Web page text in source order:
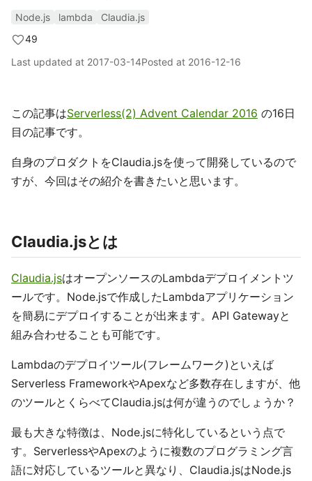
Node.js lambda
Claudia.js
49
Last updated at 2017-03-14Posted at 2016-12-16
この記事はServerless(2) Advent Calendar 2016 の16日
目の記事です。
自身のプロダクトをClaudia.jsを使って開発しているので
すが、今回はその紹介を書きたいと思います。
Claudia.jsとは
Claudia.jsはオープンソースのLambdaデプロイメントツ
ールです。Node.jsで作成したLambdaアプリケーション
を簡易にデプロイすることが出来ます。API Gatewayと
組み合わせることも可能です。
Lambdaのデプロイツール(フレームワーク)といえば
Serverless FrameworkやApexなど多数存在しますが、他
のツールとくらべてClaudia.jsは何が違うのでしょうか？
最も大きな特徴は、Node.jsに特化しているという点で
す。ServerlessやApexのように複数のプログラミング言
語に対応しているツールと異なり、Claudia.jsはNode.js